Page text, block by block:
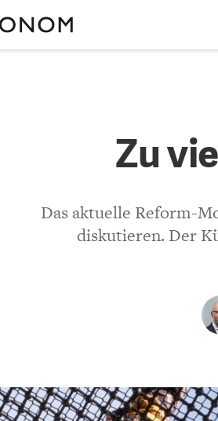
Zu
Das aktuelle Reform-
diskutieren. Der
Zu viel
Bisher noch kein